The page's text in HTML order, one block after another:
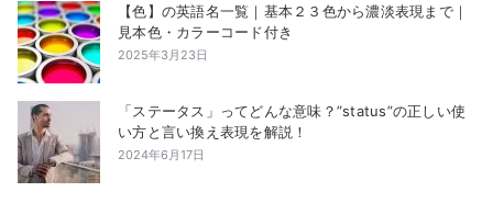
【色】の英語名一覧｜基本２３色から濃淡表現まで｜
見本色・カラーコード付き
2025年3月23日
「ステータス」ってどんな意味？”status”の正しい使
い方と言い換え表現を解説！
2024年6月17日